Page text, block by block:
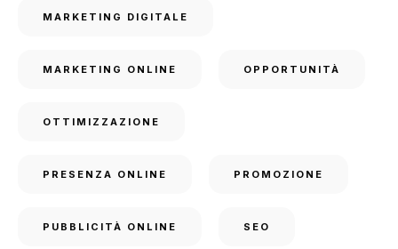
MARKETING DIGITALE
MARKETING ONLINE OPPORTUNITÀ
OTTIMIZZAZIONE
PRESENZA ONLINE PROMOZIONE
PUBBLICITÀ ONLINE SEO